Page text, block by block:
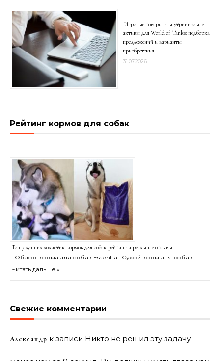
Игровые товары и внутриигровые
активы для World of Tanks: подборка
предложений и варианты
приобретения
31.07.2026
Рейтинг кормов для собак
Топ 7 лучших холистик кормов для собак рейтинг и реальные отзывы.
1. Обзор корма для собак Essential. Сухой корм для собак …
Читать дальше »
Свежие комментарии
Александр к записи Никто не решил эту задачу